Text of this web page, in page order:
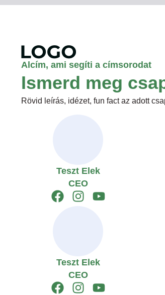
Alcím, ami segíti a címsorodat
Ismerd meg
Rövid leírás, idézet, fun fact az adott
Teszt Elek
CEO
Teszt Elek
CEO